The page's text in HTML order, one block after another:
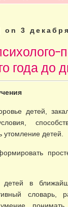
on 3
года до
детей,
утомление детей.
детей в
словарь,